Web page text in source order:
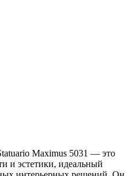
Maximus 5031 — это
и эстетики, идеальный